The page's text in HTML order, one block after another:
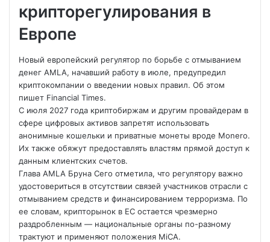
крипторегулирования в
Европе
Новый европейский регулятор по борьбе с отмыванием
денег AMLA, начавший работу в июле, предупредил
криптокомпании о введении новых правил. Об этом
пишет Financial Times.
С июля 2027 года криптобиржам и другим провайдерам в
сфере цифровых активов запретят использовать
анонимные кошельки и приватные монеты вроде Monero.
Их также обяжут предоставлять властям прямой доступ к
данным клиентских счетов.
Глава AMLA Бруна Сего отметила, что регулятору важно
удостовериться в отсутствии связей участников отрасли с
отмыванием средств и финансированием терроризма. По
ее словам, крипторынок в ЕС остается чрезмерно
раздробленным — национальные органы по-разному
трактуют и применяют положения MiCA.